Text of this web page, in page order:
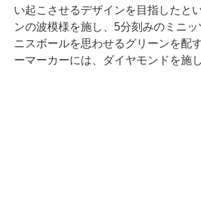
い起こさせるデザインを目指したと
ンの波模様を施し、5分刻みのミニ
ニスボールを思わせるグリーンを配
ーマーカーには、ダイヤモンドを施し